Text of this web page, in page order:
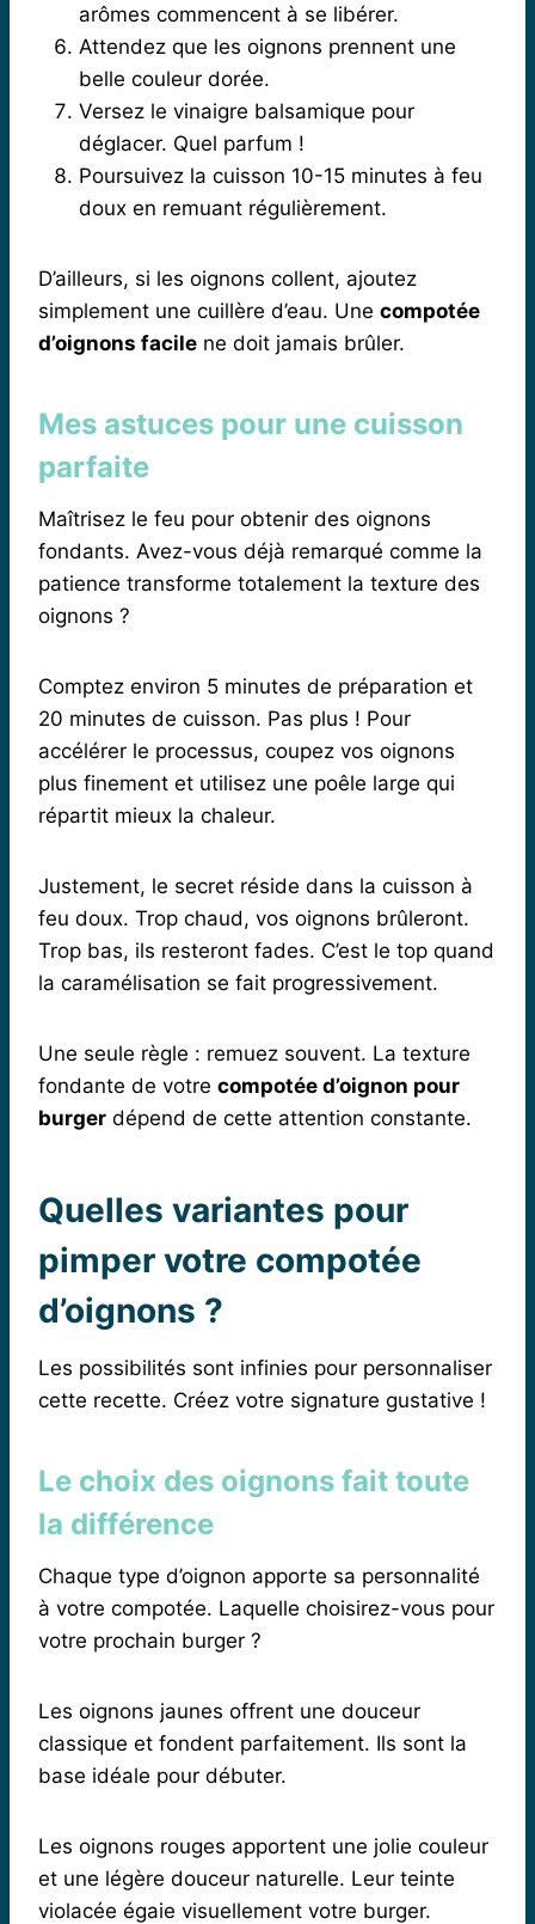
arômes commencent à se libérer.
Attendez que les oignons prennent une
belle couleur dorée.
Versez le vinaigre balsamique pour
déglacer. Quel parfum !
Poursuivez la cuisson 10-15 minutes à feu
doux en remuant régulièrement.
D’ailleurs, si les oignons collent, ajoutez
simplement une cuillère d’eau. Une compotée
d’oignons facile ne doit jamais brûler.
Mes astuces pour une cuisson
parfaite
Maîtrisez le feu pour obtenir des oignons
fondants. Avez-vous déjà remarqué comme la
patience transforme totalement la texture des
oignons ?
Comptez environ 5 minutes de préparation et
20 minutes de cuisson. Pas plus ! Pour
accélérer le processus, coupez vos oignons
plus finement et utilisez une poêle large qui
répartit mieux la chaleur.
Justement, le secret réside dans la cuisson à
feu doux. Trop chaud, vos oignons brûleront.
Trop bas, ils resteront fades. C’est le top quand
la caramélisation se fait progressivement.
Une seule règle : remuez souvent. La texture
fondante de votre compotée d’oignon pour
burger dépend de cette attention constante.
Quelles variantes pour
pimper votre compotée
d’oignons ?
Les possibilités sont infinies pour personnaliser
cette recette. Créez votre signature gustative !
Le choix des oignons fait toute
la différence
Chaque type d’oignon apporte sa personnalité
à votre compotée. Laquelle choisirez-vous pour
votre prochain burger ?
Les oignons jaunes offrent une douceur
classique et fondent parfaitement. Ils sont la
base idéale pour débuter.
Les oignons rouges apportent une jolie couleur
et une légère douceur naturelle. Leur teinte
violacée égaie visuellement votre burger.